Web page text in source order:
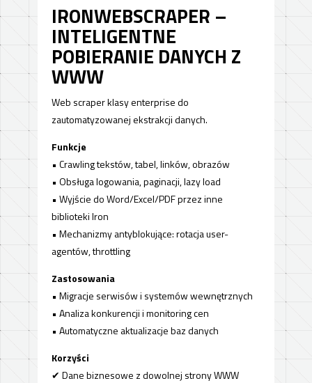
IRONWEBSCRAPER –
INTELIGENTNE
POBIERANIE DANYCH Z
WWW
Web scraper klasy enterprise do
zautomatyzowanej ekstrakcji danych.
Funkcje
• Crawling tekstów, tabel, linków, obrazów
• Obsługa logowania, paginacji, lazy load
• Wyjście do Word/Excel/PDF przez inne
biblioteki Iron
• Mechanizmy antyblokujące: rotacja user-
agentów, throttling
Zastosowania
• Migracje serwisów i systemów wewnętrznych
• Analiza konkurencji i monitoring cen
• Automatyczne aktualizacje baz danych
Korzyści
✔ Dane biznesowe z dowolnej strony WWW